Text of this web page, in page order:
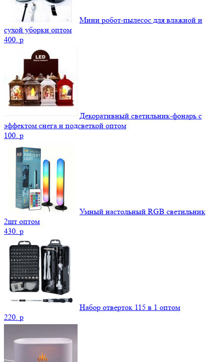
Мини робот-пылесос для влажной и
сухой уборки оптом
400. p
Декоративный светильник-фонарь с
эффектом снега и подсветкой оптом
100. p
Умный настольный RGB светильник
2шт оптом
430. p
Набор отверток 115 в 1 оптом
220. p